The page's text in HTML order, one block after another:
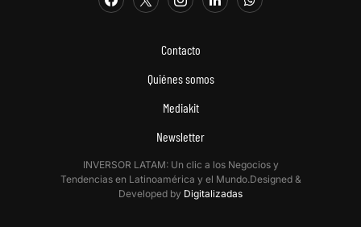
Contacto
Quiénes somos
Mediakit
Newsletter
INVERSOR LATAM: Un clic a los Negocios y
Tendencias en Latinoamérica y el Mundo.Designed &
Developed by Digitalizadas